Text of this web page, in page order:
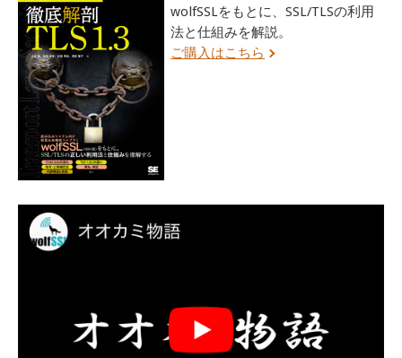
wolfSSLをもとに、SSL/TLSの利用
法と仕組みを解説。
ご購入はこちら